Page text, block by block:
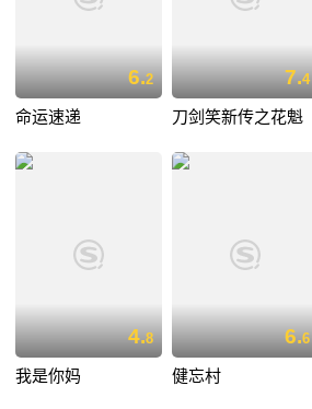
6.2
命运速递
7.4
刀剑笑新传之花魁
4.8
我是你妈
6.6
健忘村